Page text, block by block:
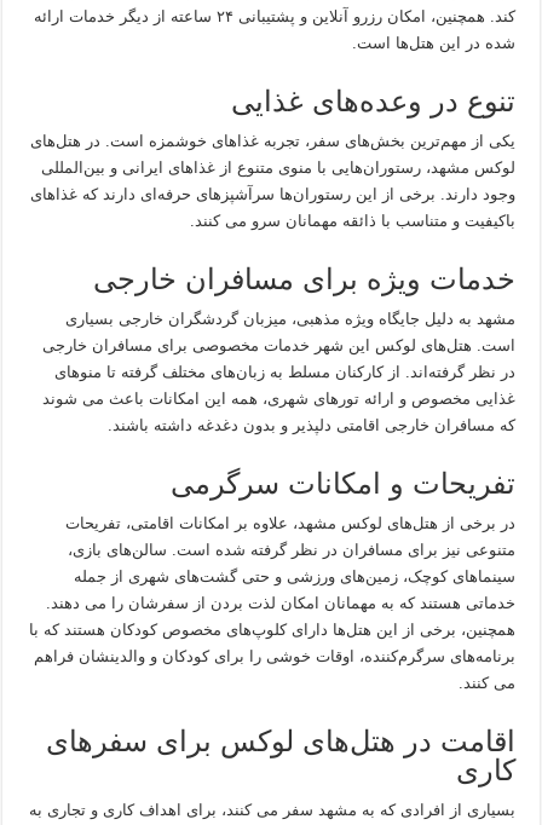
کند. همچنین، امکان رزرو آنلاین و پشتیبانی ۲۴ ساعته از دیگر خدمات ارائه
شده در این هتل‌ها است.
تنوع در وعده‌های غذایی
یکی از مهم‌ترین بخش‌های سفر، تجربه غذاهای خوشمزه است. در هتل‌های
لوکس مشهد، رستوران‌هایی با منوی متنوع از غذاهای ایرانی و بین‌المللی
وجود دارند. برخی از این رستوران‌ها سرآشپزهای حرفه‌ای دارند که غذاهای
باکیفیت و متناسب با ذائقه مهمانان سرو می کنند.
خدمات ویژه برای مسافران خارجی
مشهد به دلیل جایگاه ویژه مذهبی، میزبان گردشگران خارجی بسیاری
است. هتل‌های لوکس این شهر خدمات مخصوصی برای مسافران خارجی
در نظر گرفته‌اند. از کارکنان مسلط به زبان‌های مختلف گرفته تا منوهای
غذایی مخصوص و ارائه تورهای شهری، همه این امکانات باعث می شوند
که مسافران خارجی اقامتی دلپذیر و بدون دغدغه داشته باشند.
تفریحات و امکانات سرگرمی
در برخی از هتل‌های لوکس مشهد، علاوه بر امکانات اقامتی، تفریحات
متنوعی نیز برای مسافران در نظر گرفته شده است. سالن‌های بازی،
سینماهای کوچک، زمین‌های ورزشی و حتی گشت‌های شهری از جمله
خدماتی هستند که به مهمانان امکان لذت بردن از سفرشان را می دهند.
همچنین، برخی از این هتل‌ها دارای کلوپ‌های مخصوص کودکان هستند که با
برنامه‌های سرگرم‌کننده، اوقات خوشی را برای کودکان و والدینشان فراهم
می کنند.
اقامت در هتل‌های لوکس برای سفرهای
کاری
بسیاری از افرادی که به مشهد سفر می کنند، برای اهداف کاری و تجاری به